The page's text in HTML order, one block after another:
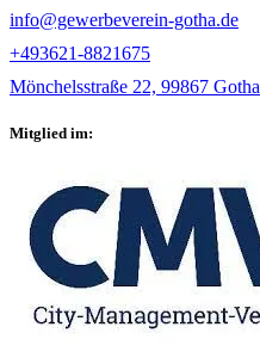
info@gewerbeverein-gotha.de
+493621-8821675
Mönchelsstraße 22, 99867 Gotha
Mitglied im: